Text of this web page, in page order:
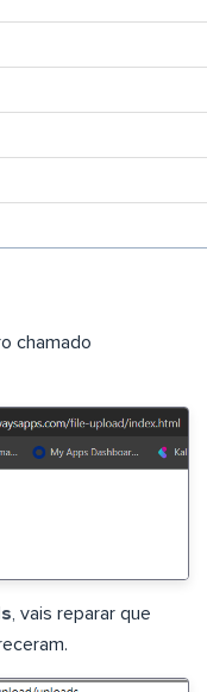
chamado
, vais reparar que